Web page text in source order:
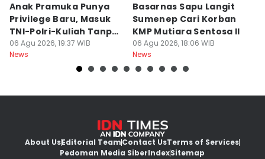
Anak Pramuka Punya
Privilege Baru, Masuk
TNI-Polri-Kuliah Tanpa
Tes
06 Agu 2026, 19:37 WIB
News
Basarnas Sapu Langit
Sumenep Cari Korban
KMP Mutiara Sentosa II
06 Agu 2026, 18:06 WIB
News
About UsEditorial TeamContact UsTerms of Services
Pedoman Media SiberIndexSitemap